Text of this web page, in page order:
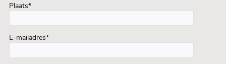
Plaats*
E-mailadres*